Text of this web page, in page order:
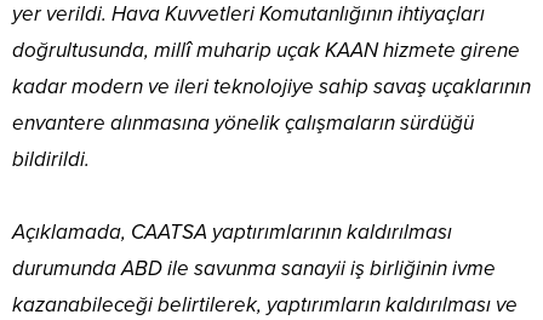
yer verildi. Hava Kuvvetleri Komutanlığının ihtiyaçları
doğrultusunda, millî muharip uçak KAAN hizmete girene
kadar modern ve ileri teknolojiye sahip savaş uçaklarının
envantere alınmasına yönelik çalışmaların sürdüğü
bildirildi.
Açıklamada, CAATSA yaptırımlarının kaldırılması
durumunda ABD ile savunma sanayii iş birliğinin ivme
kazanabileceği belirtilerek, yaptırımların kaldırılması ve